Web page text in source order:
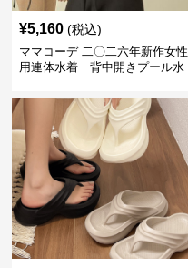
¥5,160 (税込)
ママコーデ 二〇二六年新作女性
用連体水着 背中開きプール水